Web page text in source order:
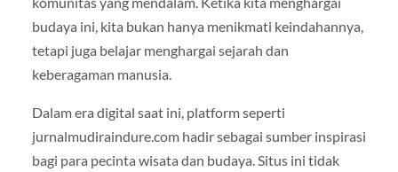
budaya ini, kita bukan hanya menikmati keindahannya,
tetapi juga belajar menghargai sejarah dan
keberagaman manusia.
Dalam era digital saat ini, platform seperti
jurnalmudiraindure.com hadir sebagai sumber inspirasi
bagi para pecinta wisata dan budaya. Situs ini tidak